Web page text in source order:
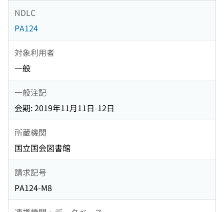
NDLC
PA124
対象利用者
一般
一般注記
会期: 2019年11月11日-12日
所蔵機関
国立国会図書館
請求記号
PA124-M8